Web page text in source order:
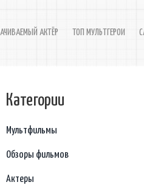
АКТЁР ТОП МУЛЬТГЕРОИ
Категории
Мультфильмы
Обзоры фильмов
Актеры